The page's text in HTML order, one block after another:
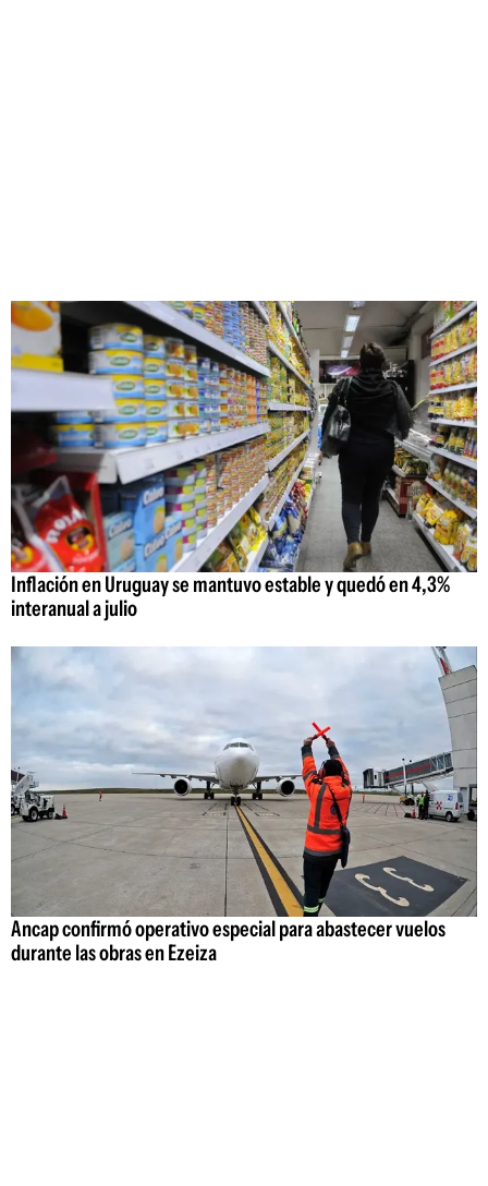
Inflación en Uruguay se mantuvo estable y quedó en 4,3%
interanual a julio
Ancap confirmó operativo especial para abastecer vuelos
durante las obras en Ezeiza